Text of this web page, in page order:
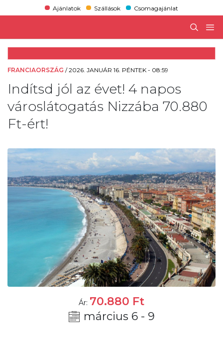
Ajánlatok Szállások Csomagajánlat
FRANCIAORSZÁG /2026. JANUÁR 16. PÉNTEK - 08:59
Indítsd jól az évet! 4 napos
városlátogatás Nizzába 70.880
Ft-ért!
Ár: 70.880 Ft
március 6 - 9